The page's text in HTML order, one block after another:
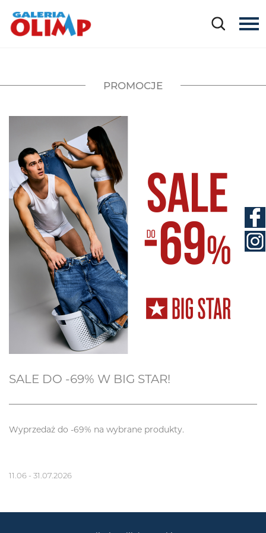
PROMOCJE
SALE DO -69% W BIG STAR!
Wyprzedaż do -69% na wybrane produkty.
11.06 - 31.07.2026